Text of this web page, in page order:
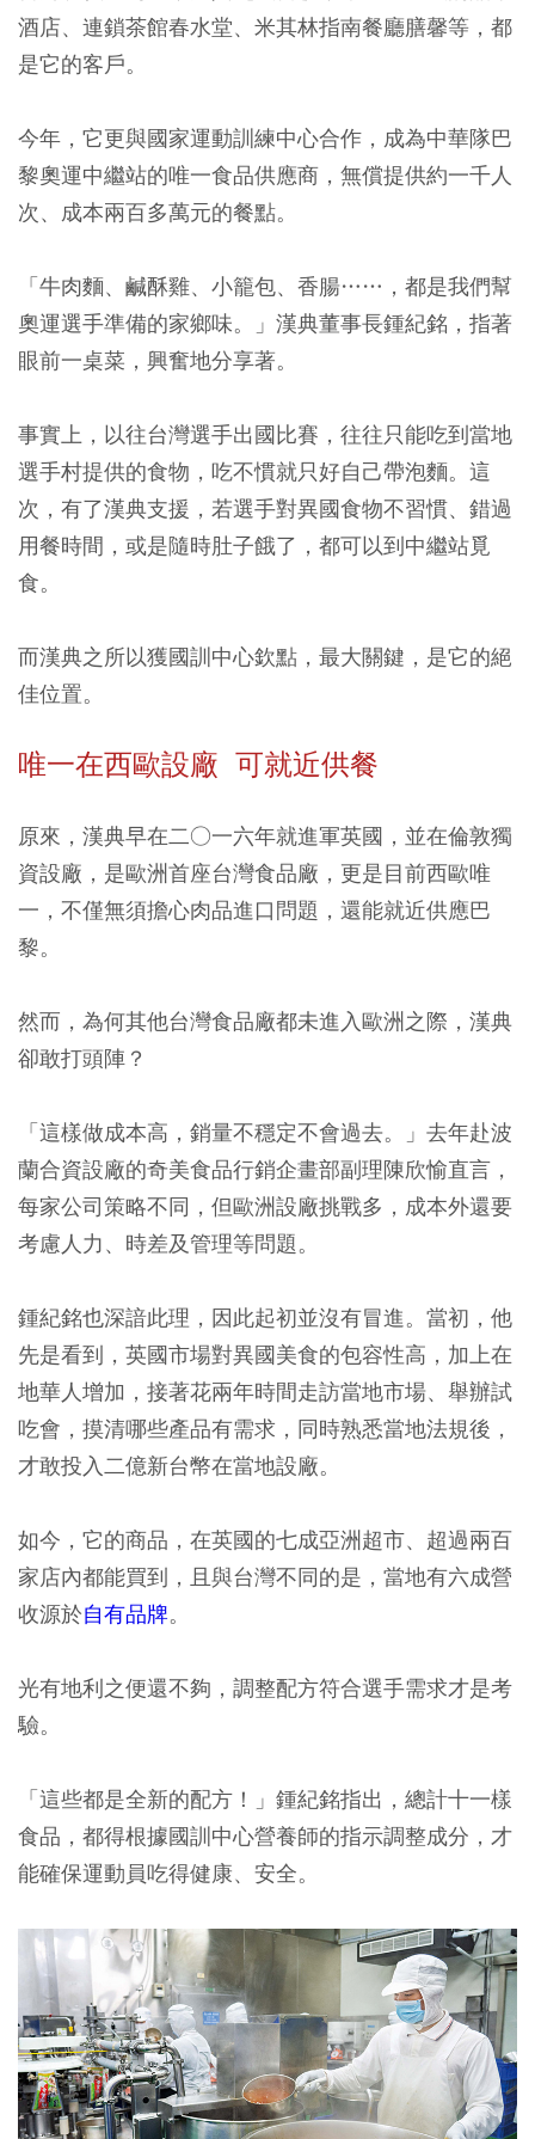
酒店、連鎖茶館春水堂、米其林指南餐廳膳馨等，都
是它的客戶。
今年，它更與國家運動訓練中心合作，成為中華隊巴
黎奧運中繼站的唯一食品供應商，無償提供約一千人
次、成本兩百多萬元的餐點。
「牛肉麵、鹹酥雞、小籠包、香腸……，都是我們幫
奧運選手準備的家鄉味。」漢典董事長鍾紀銘，指著
眼前一桌菜，興奮地分享著。
事實上，以往台灣選手出國比賽，往往只能吃到當地
選手村提供的食物，吃不慣就只好自己帶泡麵。這
次，有了漢典支援，若選手對異國食物不習慣、錯過
用餐時間，或是隨時肚子餓了，都可以到中繼站覓
食。
而漢典之所以獲國訓中心欽點，最大關鍵，是它的絕
佳位置。
唯一在西歐設廠 可就近供餐
原來，漢典早在二○一六年就進軍英國，並在倫敦獨
資設廠，是歐洲首座台灣食品廠，更是目前西歐唯
一，不僅無須擔心肉品進口問題，還能就近供應巴
黎。
然而，為何其他台灣食品廠都未進入歐洲之際，漢典
卻敢打頭陣？
「這樣做成本高，銷量不穩定不會過去。」去年赴波
蘭合資設廠的奇美食品行銷企畫部副理陳欣愉直言，
每家公司策略不同，但歐洲設廠挑戰多，成本外還要
考慮人力、時差及管理等問題。
鍾紀銘也深諳此理，因此起初並沒有冒進。當初，他
先是看到，英國市場對異國美食的包容性高，加上在
地華人增加，接著花兩年時間走訪當地市場、舉辦試
吃會，摸清哪些產品有需求，同時熟悉當地法規後，
才敢投入二億新台幣在當地設廠。
如今，它的商品，在英國的七成亞洲超市、超過兩百
家店內都能買到，且與台灣不同的是，當地有六成營
收源於自有品牌。
光有地利之便還不夠，調整配方符合選手需求才是考
驗。
「這些都是全新的配方！」鍾紀銘指出，總計十一樣
食品，都得根據國訓中心營養師的指示調整成分，才
能確保運動員吃得健康、安全。